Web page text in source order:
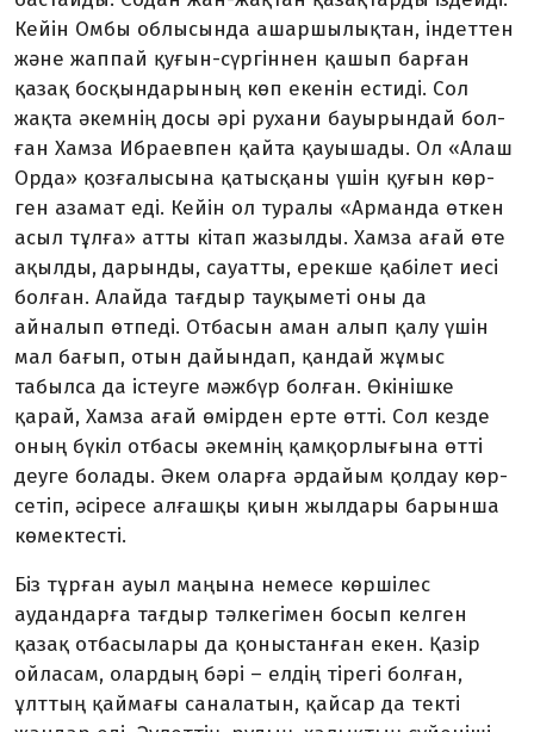
Кейін Омбы облысында ашаршылықтан, індеттен
және жаппай қуғын-сүргіннен қашып барған
қазақ босқындарының көп екенін естиді. Сол
жақта әкемнің досы әрі рухани бауырындай бол­
ған Хамза Ибраевпен қайта қауы­шады. Ол «Алаш
Орда» қозға­лы­сы­на қатысқаны үшін қуғын көр­
ген азамат еді. Кейін ол туралы «Арманда өткен
асыл тұлға» атты кітап жазылды. Хамза ағай өте
ақылды, дарынды, сауатты, ерек­ше қабілет иесі
болған. Алайда тағдыр тауқыметі оны да
айналып өтпеді. Отбасын аман алып қалу үшін
мал бағып, отын дайындап, қандай жұмыс
табылса да істеуге мәжбүр болған. Өкінішке
қарай, Хамза ағай өмірден ерте өтті. Сол кезде
оның бүкіл отбасы әкемнің қам­қорлығына өтті
деуге болады. Әкем оларға әрдайым қолдау көр­
сетіп, әсіресе алғашқы қиын жыл­дары барынша
көмектесті.
Біз тұрған ауыл маңына немесе көршілес
аудандарға тағдыр тәл­ке­гімен босып келген
қазақ отба­сы­лары да қоныстанған екен. Қа­зір
ойласам, олардың бәрі – ел­дің тірегі болған,
ұлттың қаймағы саналатын, қайсар да текті